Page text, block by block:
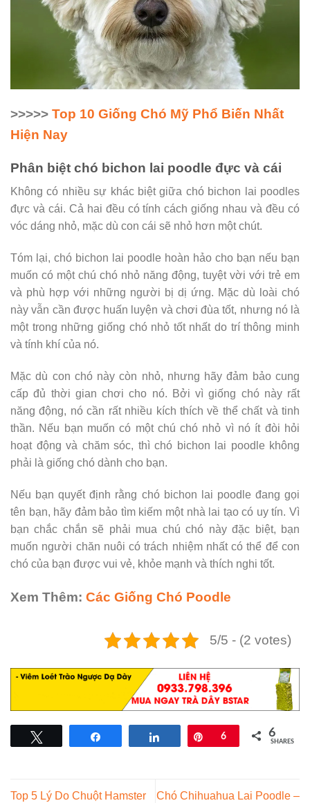
>>>>> Top 10 Giống Chó Mỹ Phổ Biến Nhất
Hiện Nay
Phân biệt chó bichon lai poodle đực và cái
Không có nhiều sự khác biệt giữa chó bichon lai poodles
đực và cái. Cả hai đều có tính cách giống nhau và đều có
vóc dáng nhỏ, mặc dù con cái sẽ nhỏ hơn một chút.
Tóm lại, chó bichon lai poodle hoàn hảo cho bạn nếu bạn
muốn có một chú chó nhỏ năng động, tuyệt vời với trẻ em
và phù hợp với những người bị dị ứng. Mặc dù loài chó
này vẫn cần được huấn luyện và chơi đùa tốt, nhưng nó là
một trong những giống chó nhỏ tốt nhất do trí thông minh
và tính khí của nó.
Mặc dù con chó này còn nhỏ, nhưng hãy đảm bảo cung
cấp đủ thời gian chơi cho nó. Bởi vì giống chó này rất
năng động, nó cần rất nhiều kích thích về thể chất và tinh
thần. Nếu bạn muốn có một chú chó nhỏ vì nó ít đòi hỏi
hoạt động và chăm sóc, thì chó bichon lai poodle không
phải là giống chó dành cho bạn.
Nếu bạn quyết định rằng chó bichon lai poodle đang gọi
tên bạn, hãy đảm bảo tìm kiếm một nhà lai tạo có uy tín. Vì
bạn chắc chắn sẽ phải mua chú chó này đặc biệt, bạn
muốn người chăn nuôi có trách nhiệm nhất có thể để con
chó của bạn được vui vẻ, khỏe mạnh và thích nghi tốt.
Xem Thêm: Các Giống Chó Poodle
5/5 - (2 votes)
Pin
6 6
SHARES
Top 5 Lý Do Chuột Hamster
Chó Chihuahua Lai Poodle –